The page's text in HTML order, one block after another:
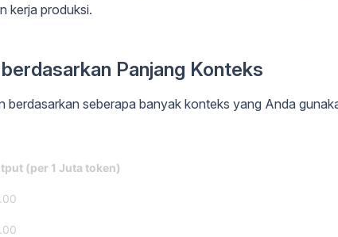
kerja produksi.
Panjang Konteks
berdasarkan seberapa banyak konteks yang Anda
(per 1 Juta token)